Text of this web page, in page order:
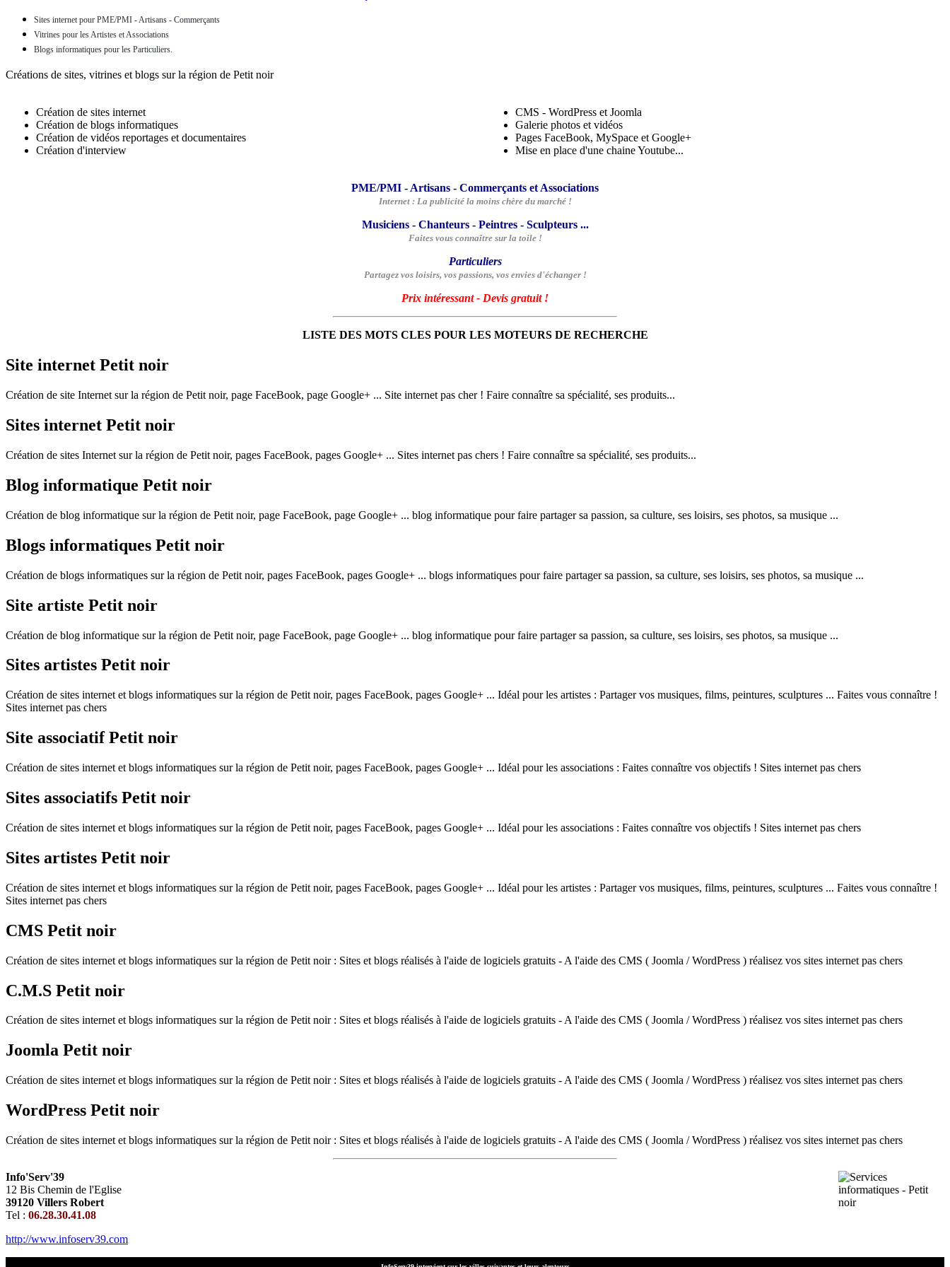
Sites internet pour PME/PMI - Artisans - Commerçants
Vitrines pour les Artistes et Associations
Blogs informatiques pour les Particuliers.
Créations de sites, vitrines et blogs sur la région de Petit noir
Création de sites internet
Création de blogs informatiques
Création de vidéos reportages et documentaires
Création d'interview
CMS - WordPress et Joomla
Galerie photos et vidéos
Pages FaceBook, MySpace et Google+
Mise en place d'une chaine Youtube...
PME/PMI - Artisans - Commerçants et Associations
Internet : La publicité la moins chère du marché !
Musiciens - Chanteurs - Peintres - Sculpteurs ...
Faites vous connaître sur la toile !
Particuliers
Partagez vos loisirs, vos passions, vos envies d'échanger !
Prix intéressant - Devis gratuit !
LISTE DES MOTS CLES POUR LES MOTEURS DE RECHERCHE
Site internet Petit noir
Création de site Internet sur la région de Petit noir, page FaceBook, page Google+ ... Site internet pas cher ! Faire connaître sa spécialité, ses produits...
Sites internet Petit noir
Création de sites Internet sur la région de Petit noir, pages FaceBook, pages Google+ ... Sites internet pas chers ! Faire connaître sa spécialité, ses produits...
Blog informatique Petit noir
Création de blog informatique sur la région de Petit noir, page FaceBook, page Google+ ... blog informatique pour faire partager sa passion, sa culture, ses loisirs, ses photos, sa musique ...
Blogs informatiques Petit noir
Création de blogs informatiques sur la région de Petit noir, pages FaceBook, pages Google+ ... blogs informatiques pour faire partager sa passion, sa culture, ses loisirs, ses photos, sa musique ...
Site artiste Petit noir
Création de blog informatique sur la région de Petit noir, page FaceBook, page Google+ ... blog informatique pour faire partager sa passion, sa culture, ses loisirs, ses photos, sa musique ...
Sites artistes Petit noir
Création de sites internet et blogs informatiques sur la région de Petit noir, pages FaceBook, pages Google+ ... Idéal pour les artistes : Partager vos musiques, films, peintures, sculptures ... Faites vous connaître !
Sites internet pas chers
Site associatif Petit noir
Création de sites internet et blogs informatiques sur la région de Petit noir, pages FaceBook, pages Google+ ... Idéal pour les associations : Faites connaître vos objectifs ! Sites internet pas chers
Sites associatifs Petit noir
Création de sites internet et blogs informatiques sur la région de Petit noir, pages FaceBook, pages Google+ ... Idéal pour les associations : Faites connaître vos objectifs ! Sites internet pas chers
Sites artistes Petit noir
Création de sites internet et blogs informatiques sur la région de Petit noir, pages FaceBook, pages Google+ ... Idéal pour les artistes : Partager vos musiques, films, peintures, sculptures ... Faites vous connaître !
Sites internet pas chers
CMS Petit noir
Création de sites internet et blogs informatiques sur la région de Petit noir : Sites et blogs réalisés à l'aide de logiciels gratuits - A l'aide des CMS ( Joomla / WordPress ) réalisez vos sites internet pas chers
C.M.S Petit noir
Création de sites internet et blogs informatiques sur la région de Petit noir : Sites et blogs réalisés à l'aide de logiciels gratuits - A l'aide des CMS ( Joomla / WordPress ) réalisez vos sites internet pas chers
Joomla Petit noir
Création de sites internet et blogs informatiques sur la région de Petit noir : Sites et blogs réalisés à l'aide de logiciels gratuits - A l'aide des CMS ( Joomla / WordPress ) réalisez vos sites internet pas chers
WordPress Petit noir
Création de sites internet et blogs informatiques sur la région de Petit noir : Sites et blogs réalisés à l'aide de logiciels gratuits - A l'aide des CMS ( Joomla / WordPress ) réalisez vos sites internet pas chers
Info'Serv'39
12 Bis Chemin de l'Eglise
39120 Villers Robert
Tel : 06.28.30.41.08
http://www.infoserv39.com